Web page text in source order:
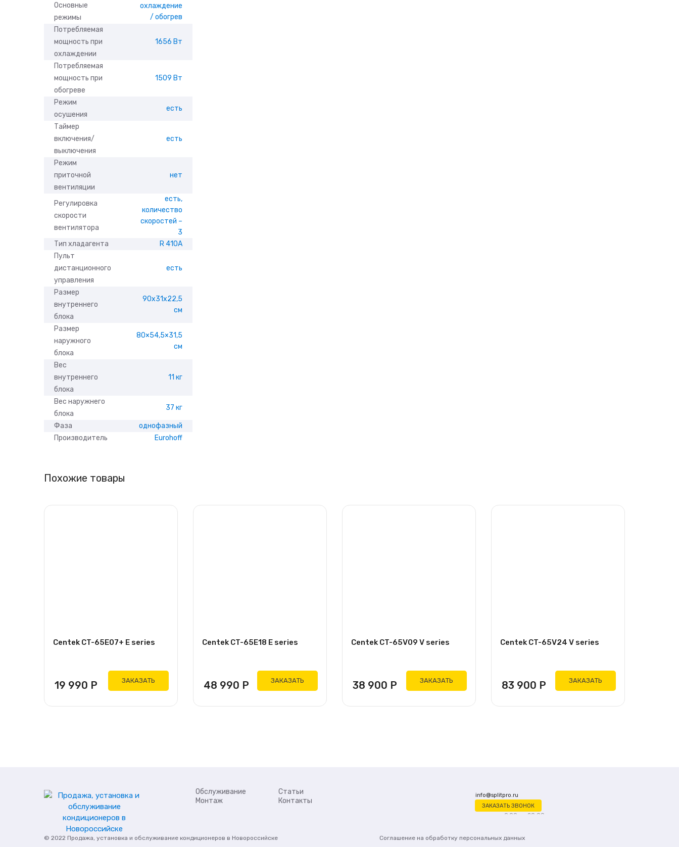
Основные
режимы
охлаждение
/ обогрев
Потребляемая
мощность при
охлаждении
1656 Вт
Потребляемая
мощность при
обогреве
1509 Вт
Режим
осушения
есть
Таймер
включения/
выключения
есть
Режим
приточной
вентиляции
нет
Регулировка
скорости
вентилятора
есть,
количество
скоростей –
3
Тип хладагента
R 410A
Пульт
дистанционного
управления
есть
Размер
внутреннего
блока
90x31x22,5
см
Размер
наружного
блока
80×54,5×31,5
см
Вес
внутреннего
блока
11 кг
Вес наружнего
блока
37 кг
Фаза
однофазный
Производитель
Eurohoff
Похожие товары
Centek CT-65E07+ E series
19 990 Р ЗАКАЗАТЬ
Centek CT-65E18 E series
48 990 Р ЗАКАЗАТЬ
Centek CT-65V09 V series
38 900 Р ЗАКАЗАТЬ
Centek CT-65V24 V series
83 900 Р ЗАКАЗАТЬ
Обслуживание
Монтаж
Статьи
Контакты
info@splitpro.ru
ЗАКАЗАТЬ ЗВОНОК
ежедневно с 9:00 до 20:00
© 2022 Продажа, установка и обслуживание кондиционеров в Новороссийске Соглашение на обработку персональных данных